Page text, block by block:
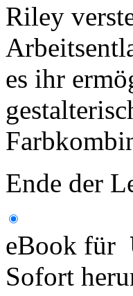
Riley
es ihr
Ende der
eBook für
Sofort